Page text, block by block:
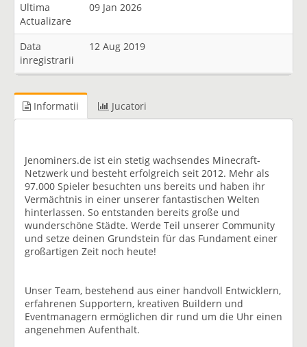
Ultima
Actualizare
09 Jan 2026
Data
inregistrarii
12 Aug 2019
Informatii Jucatori
Jenominers.de ist ein stetig wachsendes Minecraft-
Netzwerk und besteht erfolgreich seit 2012. Mehr als
97.000 Spieler besuchten uns bereits und haben ihr
Vermächtnis in einer unserer fantastischen Welten
hinterlassen. So entstanden bereits große und
wunderschöne Städte. Werde Teil unserer Community
und setze deinen Grundstein für das Fundament einer
großartigen Zeit noch heute!
Unser Team, bestehend aus einer handvoll Entwicklern,
erfahrenen Supportern, kreativen Buildern und
Eventmanagern ermöglichen dir rund um die Uhr einen
angenehmen Aufenthalt.